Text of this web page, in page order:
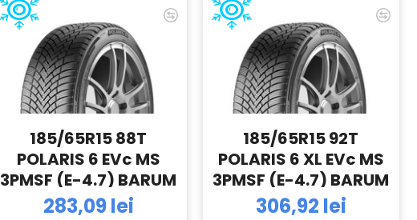
185/65R15 88T
POLARIS 6 EVc MS
3PMSF (E-4.7) BARUM
283,09 lei
185/65R15 92T
POLARIS 6 XL EVc MS
3PMSF (E-4.7) BARUM
306,92 lei